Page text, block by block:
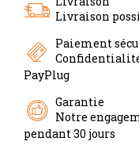
Livraison
Paiement
Confidentialité
PayPlug
Garantie
Notre
pendant 30 jours